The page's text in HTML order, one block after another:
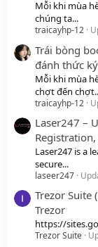
Mỗi khi mùa
chúng ta...
traicayhp-12
Trái bòng
đánh thức
Mỗi khi mùa
chợt đến
traicayhp-12
Laser247 –
Laser247 is a
secure...
laseer247
Trezor Suite
Trezor
https://
Trezor Suite